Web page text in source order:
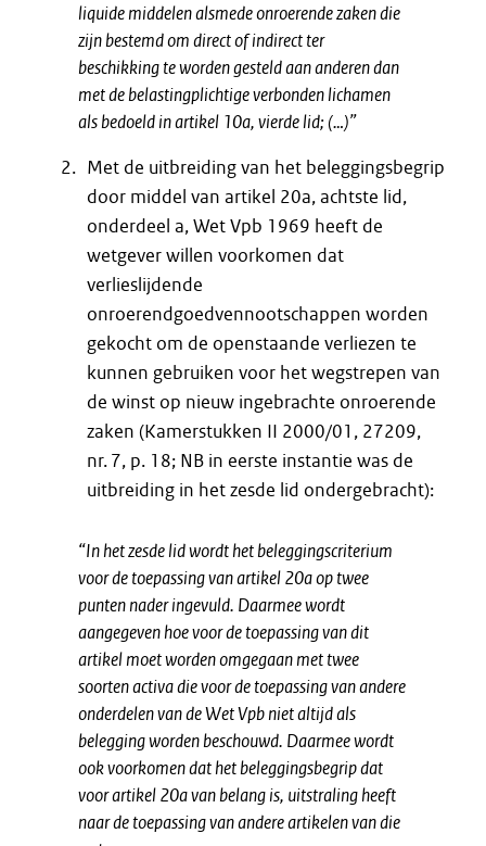
liquide middelen alsmede onroerende zaken die
zijn bestemd om direct of indirect ter
beschikking te worden gesteld aan anderen dan
met de belastingplichtige verbonden lichamen
als bedoeld in artikel 10a, vierde lid; (…)”
Met de uitbreiding van het beleggingsbegrip
door middel van artikel 20a, achtste lid,
onderdeel a, Wet Vpb 1969 heeft de
wetgever willen voorkomen dat
verlieslijdende
onroerendgoedvennootschappen worden
gekocht om de openstaande verliezen te
kunnen gebruiken voor het wegstrepen van
de winst op nieuw ingebrachte onroerende
zaken (Kamerstukken II 2000/01, 27209,
nr. 7, p. 18; NB in eerste instantie was de
uitbreiding in het zesde lid ondergebracht):
“In het zesde lid wordt het beleggingscriterium
voor de toepassing van artikel 20a op twee
punten nader ingevuld. Daarmee wordt
aangegeven hoe voor de toepassing van dit
artikel moet worden omgegaan met twee
soorten activa die voor de toepassing van andere
onderdelen van de Wet Vpb niet altijd als
belegging worden beschouwd. Daarmee wordt
ook voorkomen dat het beleggingsbegrip dat
voor artikel 20a van belang is, uitstraling heeft
naar de toepassing van andere artikelen van die